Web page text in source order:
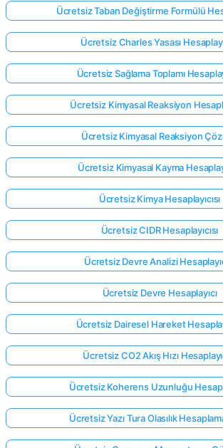
giriş
yap!
Ücretsiz Taban Değiştirme Formülü
Ücretsiz Charles Yasası
Ücretsiz Sağlama Toplamı
Ücretsiz Kimyasal Reaksiyon
Ücretsiz Kimyasal Reaksiyon
Ücretsiz Kimyasal Kayma
Ücretsiz Kimya Hesaplayıcısı
Ücretsiz CIDR Hesaplayıcısı
Ücretsiz Devre Analizi
Ücretsiz Devre Hesaplayıcı
Ücretsiz Dairesel Hareket
Ücretsiz CO2 Akış Hızı
Ücretsiz Koherens Uzunluğu
Ücretsiz Yazı Tura Olasılık